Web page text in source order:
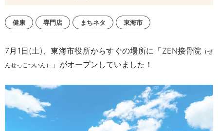
健康 専門店 まちネタ 東海市
7 月 1 日(土 ) 、東海市役所からすぐの場所に「ZEN接骨院 （ぜ
んせっこついん）
」がオープンしていました！